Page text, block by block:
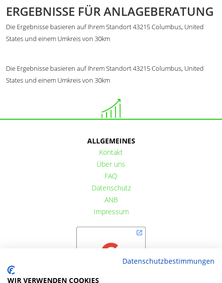
ERGEBNISSE FÜR ANLAGEBERATUNG
Die Ergebnisse basieren auf Ihrem Standort 43215 Columbus, United
States und einem Umkreis von 30km
Die Ergebnisse basieren auf Ihrem Standort 43215 Columbus, United
States und einem Umkreis von 30km
ALLGEMEINES
Kontakt
Über uns
FAQ
Datenschutz
ANB
Impressum
Datenschutzbestimmungen
WIR VERWENDEN COOKIES